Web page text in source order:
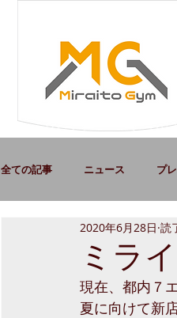
全ての記事 ニュース プ
ミラ
2020年6月28日 読
現在、都内７
夏に向けて新